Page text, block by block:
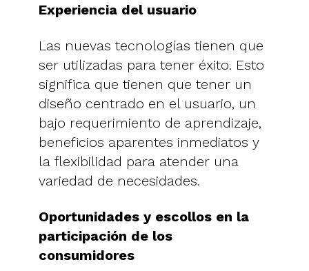
Experiencia del usuario
Las nuevas tecnologías tienen que
ser utilizadas para tener éxito. Esto
significa que tienen que tener un
diseño centrado en el usuario, un
bajo requerimiento de aprendizaje,
beneficios aparentes inmediatos y
la flexibilidad para atender una
variedad de necesidades.
Oportunidades y escollos en la
participación de los
consumidores